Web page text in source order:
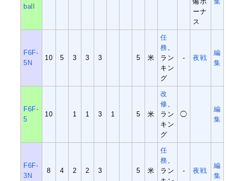
ball
ーナ
ス
F6F-
5N
10 5 3 3 3 5 米
任
務、
ラン
キン
グ
- 夜戦
編
集
F6F-
5
10 1 1 3 1 5 米
改
修、
ラン
キン
グ
◯
編
集
F6F-
3N
8 4 2 2 3 5 米
任
務、
ラン
- 夜戦
編
集